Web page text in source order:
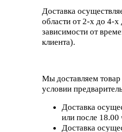
Доставка
области от 2-х до 4-х
зависимости от
клиента).
Мы доставляем
условии
Доставка
или после 18.00
Доставка